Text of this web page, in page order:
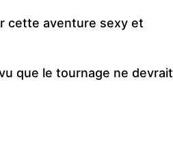
cette aventure sexy et
que le tournage ne devrait